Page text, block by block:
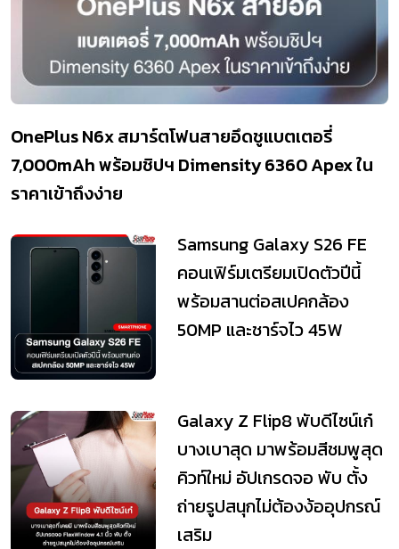
OnePlus N6x สมาร์ตโฟนสายอึดชูแบตเตอรี่
7,000mAh พร้อมชิปฯ Dimensity 6360 Apex ใน
ราคาเข้าถึงง่าย
Samsung Galaxy S26 FE
คอนเฟิร์มเตรียมเปิดตัวปีนี้
พร้อมสานต่อสเปคกล้อง
50MP และชาร์จไว 45W
Galaxy Z Flip8 พับดีไซน์เก๋
บางเบาสุด มาพร้อมสีชมพูสุด
คิวท์ใหม่ อัปเกรดจอ พับ ตั้ง
ถ่ายรูปสนุกไม่ต้องง้ออุปกรณ์
เสริม